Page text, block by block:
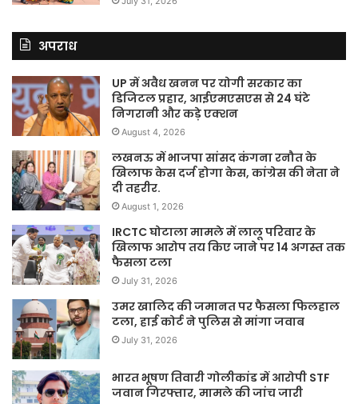
अपराध
UP में अवैध खनन पर योगी सरकार का
डिजिटल प्रहार, आईएमएसएस से 24 घंटे
निगरानी और कड़े एक्शन
August 4, 2026
लखनऊ में भाजपा सांसद कंगना रनौत के
खिलाफ केस दर्ज होगा केस, कांग्रेस की नेता ने
दी तहरीर.
August 1, 2026
IRCTC घोटाला मामले में लालू परिवार के
खिलाफ आरोप तय किए जाने पर 14 अगस्त तक
फैसला टला
July 31, 2026
उमर खालिद की जमानत पर फैसला फिलहाल
टला, हाई कोर्ट ने पुलिस से मांगा जवाब
July 31, 2026
भारत भूषण तिवारी गोलीकांड में आरोपी STF
जवान गिरफ्तार, मामले की जांच जारी